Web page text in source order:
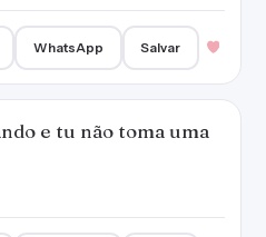
WhatsApp Salvar
e tu não toma uma